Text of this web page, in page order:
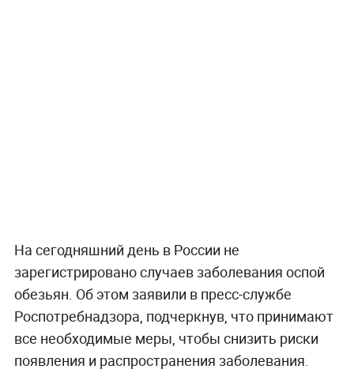
рассказали о мерах по
недопущению завоза оспы
обезьян